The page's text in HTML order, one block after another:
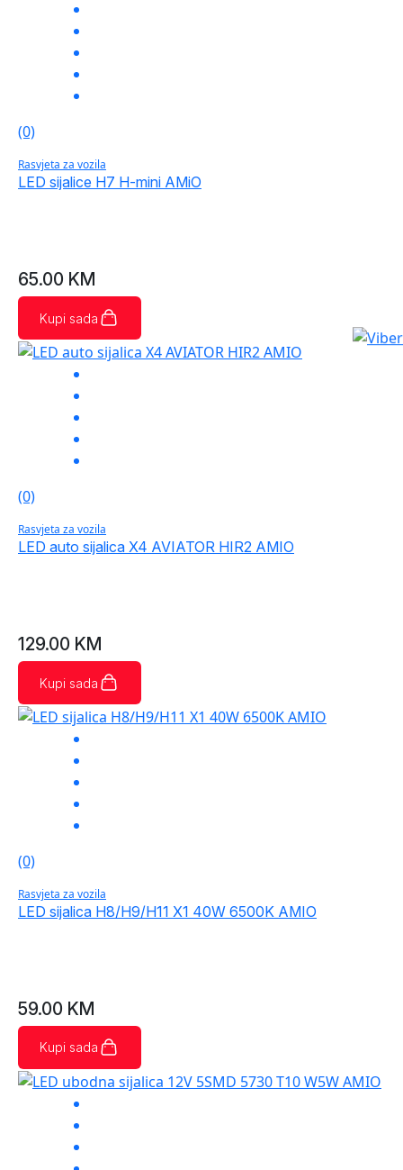
(0)
Rasvjeta za vozila
LED sijalice H7 H-mini AMiO
65.00 KM
Kupi sada
(0)
Rasvjeta za vozila
LED auto sijalica X4 AVIATOR HIR2 AMIO
129.00 KM
Kupi sada
(0)
Rasvjeta za vozila
LED sijalica H8/H9/H11 X1 40W 6500K AMIO
59.00 KM
Kupi sada